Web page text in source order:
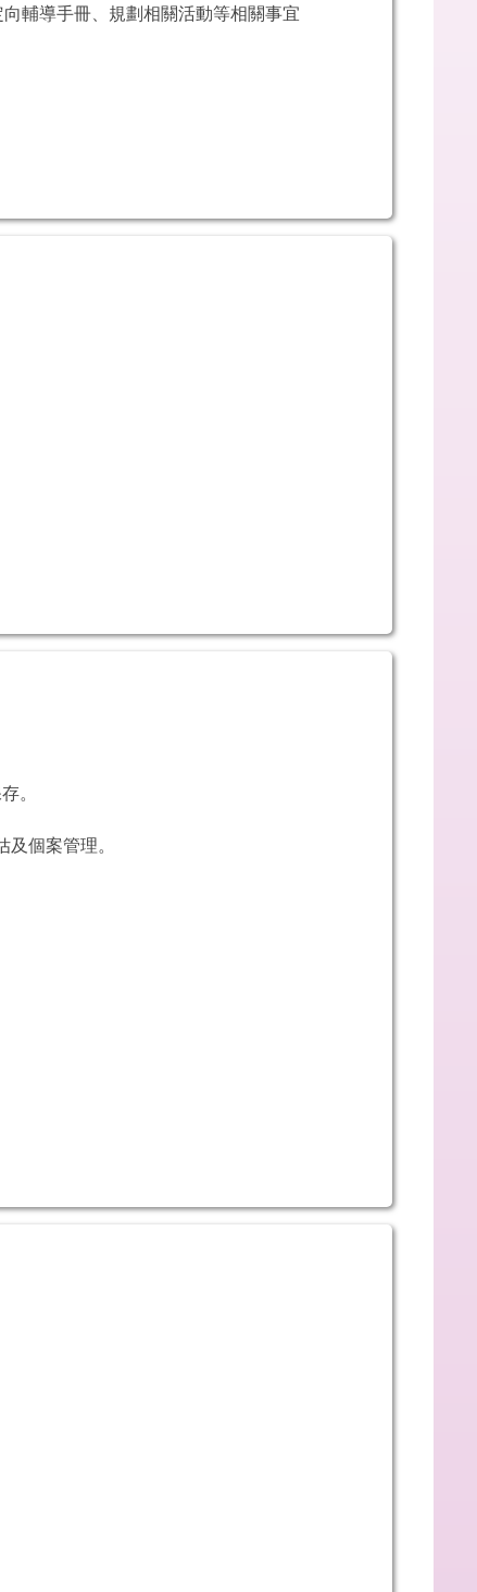
輔導手冊、規劃相關活動等相關事宜
。
個案管理。